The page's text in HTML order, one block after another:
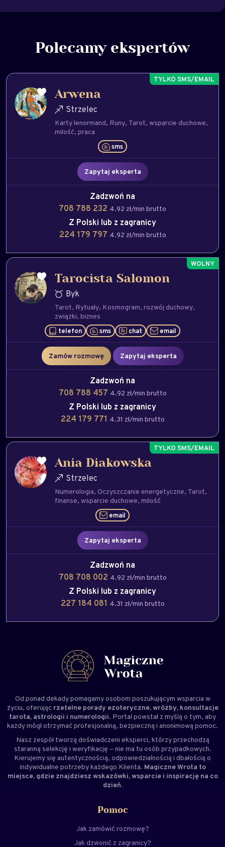
Polecamy ekspertów
Arwena
Strzelec
Karty lenormand Runy Tarot wsparcie duchowe
milość praca
sms
Zapytaj eksperta
Zadzwoń na
708 788 232 4.92 zł/min brutto
Z Polski lub z zagranicy
224 179 797 4.92 zł/min brutto
Tarocista Salomon
Byk
Tarot Rytuały Kosmogram rozwój duchowy
związki biznes
telefon sms chat email
Zamów rozmowę Zapytaj eksperta
Zadzwoń na
708 788 457 4.92 zł/min brutto
Z Polski lub z zagranicy
224 179 771 4.31 zł/min brutto
Ania Diakowska
Strzelec
Numerologia Oczyszczanie energetyczne Tarot
finanse wsparcie duchowe milość
email
Zapytaj eksperta
Zadzwoń na
708 708 002 4.92 zł/min brutto
Z Polski lub z zagranicy
227 184 081 4.31 zł/min brutto
Od ponad dekady pomagamy osobom poszukującym wsparcia w
życiu, oferując rzetelne porady ezoteryczne, wróżby, konsultacje
tarota, astrologii i numerologii. Portal powstał z myślą o tym, aby
każdy mógł otrzymać profesjonalną, bezpieczną i anonimową pomoc.
Nasz zespół tworzą doświadczeni eksperci, którzy przechodzą
staranną selekcję i weryfikację – nie ma tu osób przypadkowych.
Kierujemy się autentycznością, odpowiedzialnością i dbałością o
indywidualne potrzeby każdego Klienta. Magiczne Wrota to
miejsce, gdzie znajdziesz wskazówki, wsparcie i inspirację na co
dzień.
Pomoc
Jak zamówić rozmowę?
Jak dzwonić z zagranicy?